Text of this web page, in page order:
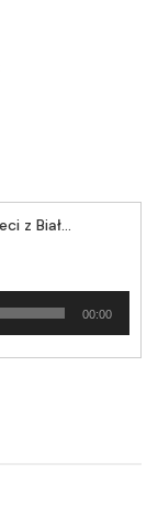
Ożywiamy ogrody Bazylego Albiczuka. Dzieci z Białej Podlaskiej stworzyły animacje
00:00